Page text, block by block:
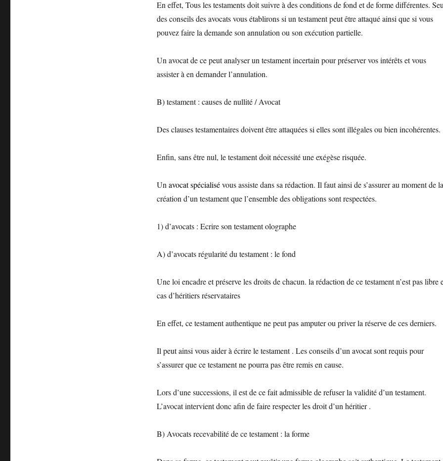
En effet, Tous les testaments doit suivre à des conditions de fond et de forme différentes.
des conseils des avocats vous établirons si un testament peut être attaqué ainsi que si vous
pouvez faire la demande son annulation ou son exécution partielle.
Un avocat de ce peut analyser un testament incertain pour préserver vos intérêts et vous
assister à en demander l’annulation.
B) testament : causes de nullité / Avocat
Des clauses testamentaires doivent être attaquées si elles sont illégales ou bien incohérentes.
Enfin, sans être nul, le testament doit nécessité une exégèse risquée.
Unavocat spécialisévous assiste dans sa rédaction. Il faut ainsi de s’assurer au moment de la
création d’un testament que l’ensemble des obligations sont respectées.
1) d’avocats : Ecrire son testament olographe
A) d’avocats régularité du testament : le fond
Une loi encadre et préserve les droits de chacun. la rédaction de ce testament n’est pas libre
cas d’héritiers réservataires
En effet, ce testament authentique ne peut pas amputer ou priver la réserve de ces derniers.
Il peut ainsi vous aider à écrire le testament . Les conseils d’un avocat sont requis pour
s’assurer que ce testament ne pourra pas être remis en cause.
Lors d’une successions, il est de ce fait admissible de refuser la validité d’un testament.
L’avocat intervient donc afin de faire respecter les droit d’un héritier .
B) Avocats recevabilité de ce testament : la forme